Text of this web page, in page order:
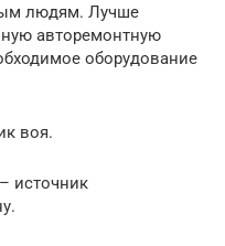
людям. Лучше
авторемонтную
оборудование
воя.
источник